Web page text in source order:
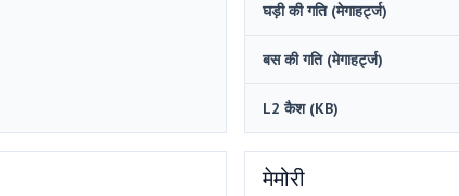
घड़ी की गति (मेगाहर्ट्ज)
बस की गति (मेगाहर्ट्ज)
L2 कैश (KB)
मेमोरी